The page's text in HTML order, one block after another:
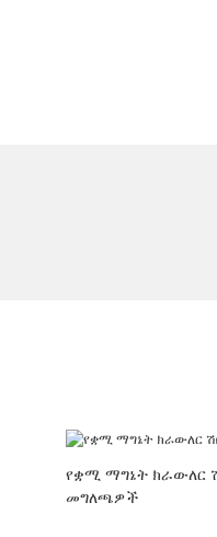
የቋሚ ማግኔት ክራውለር
መግለጫዎች